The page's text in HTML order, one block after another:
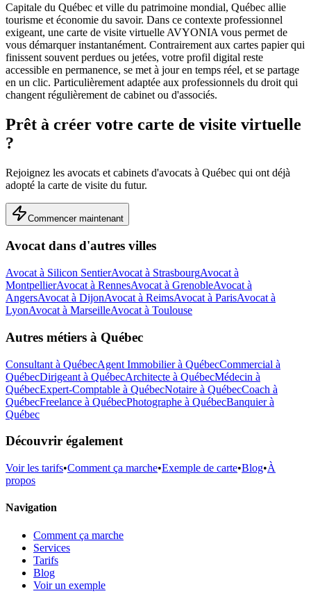
Capitale du Québec et ville du patrimoine mondial, Québec allie
tourisme et économie du savoir. Dans ce contexte professionnel
exigeant, une carte de visite virtuelle AVYONIA vous permet de
vous démarquer instantanément. Contrairement aux cartes papier qui
finissent souvent perdues ou jetées, votre profil digital reste
accessible en permanence, se met à jour en temps réel, et se partage
en un clic. Particulièrement adaptée aux professionnels du droit qui
changent régulièrement de cabinet ou d'associés.
Prêt à créer votre carte de visite virtuelle
?
Rejoignez les avocats et cabinets d'avocats à Québec qui ont déjà
adopté la carte de visite du futur.
Commencer maintenant
Avocatdans d'autres villes
Avocat à Silicon SentierAvocat à StrasbourgAvocat à
MontpellierAvocat à RennesAvocat à GrenobleAvocat à
AngersAvocat à DijonAvocat à ReimsAvocat à ParisAvocat à
LyonAvocat à MarseilleAvocat à Toulouse
Autres métiers à Québec
Consultant à QuébecAgent Immobilierà QuébecCommercial à
QuébecDirigeant à QuébecArchitecte à QuébecMédecin à
QuébecExpert-Comptable à QuébecNotaire à QuébecCoach à
QuébecFreelance à QuébecPhotographe à QuébecBanquierà
Québec
Découvrir également
Voir les tarifs•Comment ça marche•Exemple de carte•Blog•À
propos
Navigation
Comment ça marche
Services
Tarifs
Blog
Voir un exemple